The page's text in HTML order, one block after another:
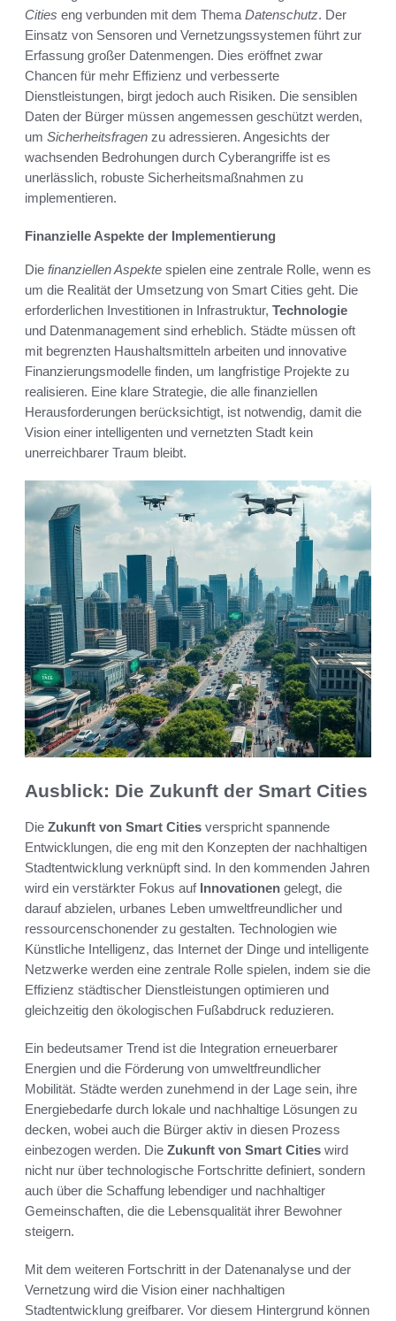
Cities eng verbunden mit dem Thema Datenschutz. Der
Einsatz von Sensoren und Vernetzungssystemen führt zur
Erfassung großer Datenmengen. Dies eröffnet zwar
Chancen für mehr Effizienz und verbesserte
Dienstleistungen, birgt jedoch auch Risiken. Die sensiblen
Daten der Bürger müssen angemessen geschützt werden,
um Sicherheitsfragen zu adressieren. Angesichts der
wachsenden Bedrohungen durch Cyberangriffe ist es
unerlässlich, robuste Sicherheitsmaßnahmen zu
implementieren.
Finanzielle Aspekte der Implementierung
Die finanziellen Aspekte spielen eine zentrale Rolle, wenn es
um die Realität der Umsetzung von Smart Cities geht. Die
erforderlichen Investitionen in Infrastruktur, Technologie
und Datenmanagement sind erheblich. Städte müssen oft
mit begrenzten Haushaltsmitteln arbeiten und innovative
Finanzierungsmodelle finden, um langfristige Projekte zu
realisieren. Eine klare Strategie, die alle finanziellen
Herausforderungen berücksichtigt, ist notwendig, damit die
Vision einer intelligenten und vernetzten Stadt kein
unerreichbarer Traum bleibt.
Ausblick: Die Zukunft der Smart Cities
Die Zukunft von Smart Cities verspricht spannende
Entwicklungen, die eng mit den Konzepten der nachhaltigen
Stadtentwicklung verknüpft sind. In den kommenden Jahren
wird ein verstärkter Fokus auf Innovationen gelegt, die
darauf abzielen, urbanes Leben umweltfreundlicher und
ressourcenschonender zu gestalten. Technologien wie
Künstliche Intelligenz, das Internet der Dinge und intelligente
Netzwerke werden eine zentrale Rolle spielen, indem sie die
Effizienz städtischer Dienstleistungen optimieren und
gleichzeitig den ökologischen Fußabdruck reduzieren.
Ein bedeutsamer Trend ist die Integration erneuerbarer
Energien und die Förderung von umweltfreundlicher
Mobilität. Städte werden zunehmend in der Lage sein, ihre
Energiebedarfe durch lokale und nachhaltige Lösungen zu
decken, wobei auch die Bürger aktiv in diesen Prozess
einbezogen werden. Die Zukunft von Smart Cities wird
nicht nur über technologische Fortschritte definiert, sondern
auch über die Schaffung lebendiger und nachhaltiger
Gemeinschaften, die die Lebensqualität ihrer Bewohner
steigern.
Mit dem weiteren Fortschritt in der Datenanalyse und der
Vernetzung wird die Vision einer nachhaltigen
Stadtentwicklung greifbarer. Vor diesem Hintergrund können